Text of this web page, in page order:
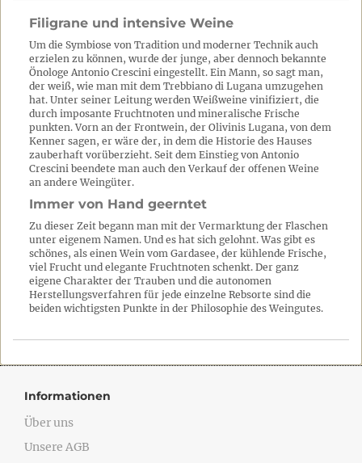
Filigrane und intensive Weine
Um die Symbiose von Tradition und moderner Technik auch
erzielen zu können, wurde der junge, aber dennoch bekannte
Önologe Antonio Crescini eingestellt. Ein Mann, so sagt man,
der weiß, wie man mit dem Trebbiano di Lugana umzugehen
hat. Unter seiner Leitung werden Weißweine vinifiziert, die
durch imposante Fruchtnoten und mineralische Frische
punkten. Vorn an der Frontwein, der Olivinis Lugana, von dem
Kenner sagen, er wäre der, in dem die Historie des Hauses
zauberhaft vorüberzieht. Seit dem Einstieg von Antonio
Crescini beendete man auch den Verkauf der offenen Weine
an andere Weingüter.
Immer von Hand geerntet
Zu dieser Zeit begann man mit der Vermarktung der Flaschen
unter eigenem Namen. Und es hat sich gelohnt. Was gibt es
schönes, als einen Wein vom Gardasee, der kühlende Frische,
viel Frucht und elegante Fruchtnoten schenkt. Der ganz
eigene Charakter der Trauben und die autonomen
Herstellungsverfahren für jede einzelne Rebsorte sind die
beiden wichtigsten Punkte in der Philosophie des Weingutes.
Informationen
Über uns
Unsere AGB